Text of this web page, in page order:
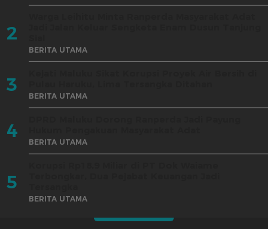
2
BERITA UTAMA
3 BERITA UTAMA
4 BERITA UTAMA
5
BERITA UTAMA